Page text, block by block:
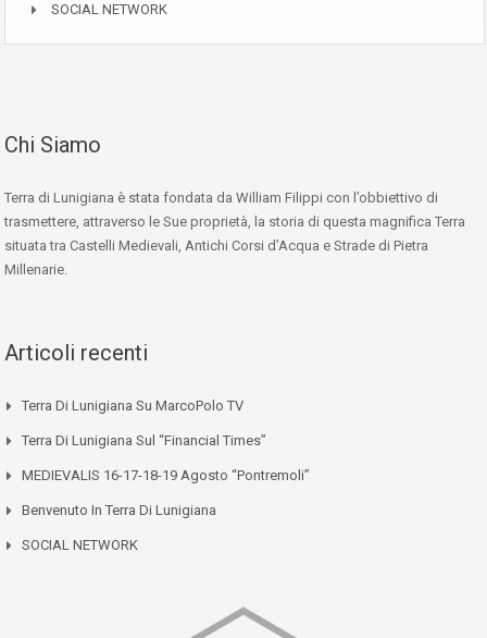
SOCIAL NETWORK
Chi Siamo
Terra di Lunigiana è stata fondata da William Filippi con l’obbiettivo di
trasmettere, attraverso le Sue proprietà, la storia di questa magnifica Terra
situata tra Castelli Medievali, Antichi Corsi d’Acqua e Strade di Pietra
Millenarie.
Articoli recenti
Terra Di Lunigiana Su MarcoPolo TV
Terra Di Lunigiana Sul “Financial Times”
MEDIEVALIS 16-17-18-19 Agosto “Pontremoli”
Benvenuto In Terra Di Lunigiana
SOCIAL NETWORK